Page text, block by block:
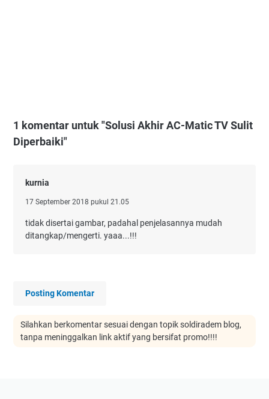
1 komentar untuk "Solusi Akhir AC-Matic TV Sulit
Diperbaiki"
kurnia
17 September 2018 pukul 21.05
tidak disertai gambar, padahal penjelasannya mudah
ditangkap/mengerti. yaaa...!!!
Posting Komentar
Silahkan berkomentar sesuai dengan topik soldiradem blog,
tanpa meninggalkan link aktif yang bersifat promo!!!!